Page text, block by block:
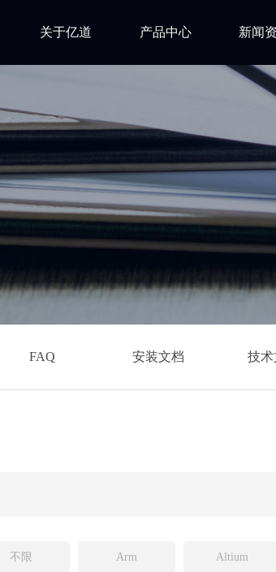
关于亿道
企业文化
产品中心
Ansys
Qt
Green Hills
Minitab
Visu-IT
Source Insight
Incredibuild
新闻
亿道动
市场
FAQ 安装文档 技术
不限 Arm Altium